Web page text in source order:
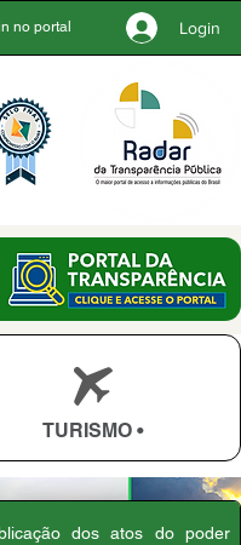
no portal Login
TURISMO •
dos atos do poder